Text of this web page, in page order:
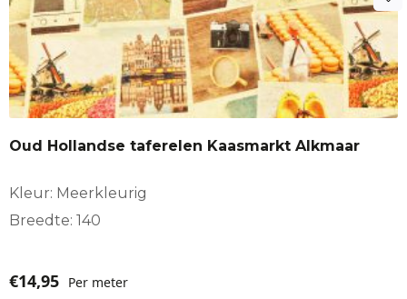
Oud Hollandse taferelen Kaasmarkt Alkmaar
Kleur: Meerkleurig
Breedte: 140
€14,95 Per meter